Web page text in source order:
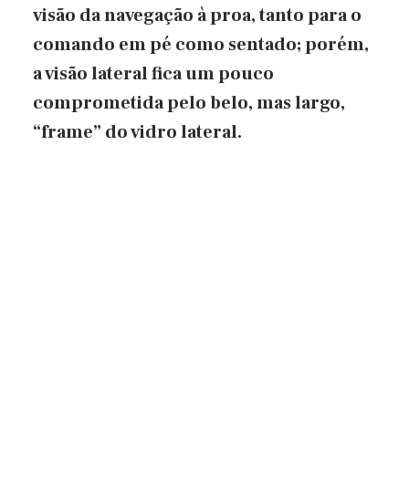
visão da navegação à proa, tanto para o
comando em pé como sentado; porém,
a visão lateral fica um pouco
comprometida pelo belo, mas largo,
“frame” do vidro lateral.